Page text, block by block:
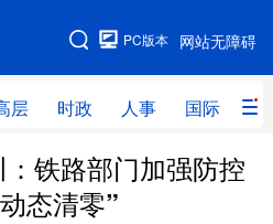
网站无障碍
PC版本
层 时政 人事 国际 财
站地图
时政 人事
网评
铁路部门加强防控
态清零”